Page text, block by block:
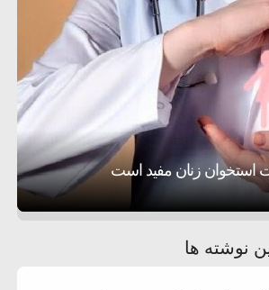
اموال
در نزدیکی سواحل عمان
پزشکیان: ادعای استعفای رئیس‌جمهور
محض است
مذاکرات آمریکا و ایران هنوز نهایی
آمریکا: ماشین جنگی ما آماده حمله
ایران است
با لغو حمله به ایران
استخوان زنان مفید است
ناترازی برق
و صلح» از سینمای ایران؛ روایتی از
نوشته ها